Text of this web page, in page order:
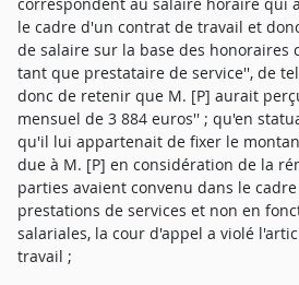
le cadre d'un contrat de travail et
de salaire sur la base des honoraires
tant que prestataire de service'', de
donc de retenir que M. [P] aurait
mensuel de 3 884 euros'' ; qu'en
qu'il lui appartenait de fixer le
due à M. [P] en considération de la
parties avaient convenu dans le
prestations de services et non en
salariales, la cour d'appel a violé
travail ;